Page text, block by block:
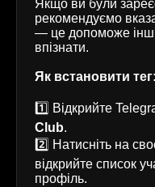
Якщо ви були
рекомендуємо
— це допоможе
впізнати.
Як встановити тег:
1️⃣ Відкрийте
Club.
2️⃣ Натисніть на
відкрийте список
профіль.